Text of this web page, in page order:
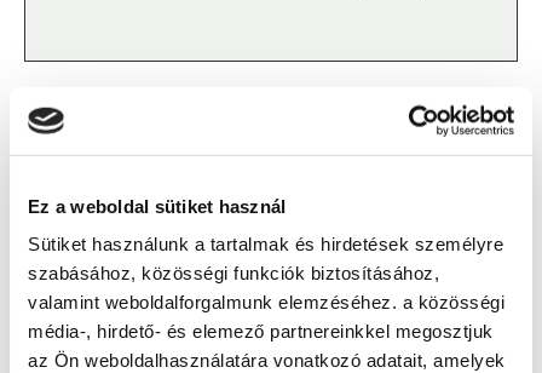
Ez a weboldal sütiket használ
Sütiket használunk a tartalmak és hirdetések személyre
szabásához, közösségi funkciók biztosításához,
valamint weboldalforgalmunk elemzéséhez. a közösségi
média-, hirdető- és elemező partnereinkkel megosztjuk
az Ön weboldalhasználatára vonatkozó adatait, amelyek
Sminkes és szempillaépítő
szakképesítés, Kézápoló és
Érd
Képzés ára:
500 000 Ft